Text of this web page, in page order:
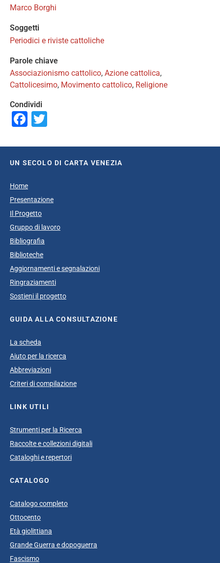
Marco Borghi
Soggetti
Periodici e riviste cattoliche
Parole chiave
Associazionismo cattolico, Azione cattolica,
Cattolicesimo, Movimento cattolico, Religione
Condividi
Facebook
UN SECOLO DI CARTA VENEZIA
Home
Presentazione
Il Progetto
Gruppo di lavoro
Bibliografia
Biblioteche
Aggiornamenti e segnalazioni
Ringraziamenti
Sostieni il progetto
GUIDA ALLA CONSULTAZIONE
La scheda
Aiuto per la ricerca
Abbreviazioni
Criteri di compilazione
LINK UTILI
Strumenti per la Ricerca
Raccolte e collezioni digitali
Cataloghi e repertori
CATALOGO
Catalogo completo
Ottocento
Età giolittiana
Grande Guerra e dopoguerra
Fascismo